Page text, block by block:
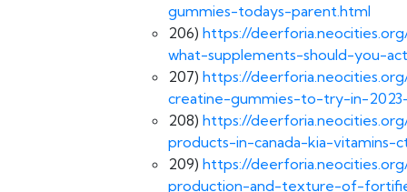
gummies-todays-parent.html
206) https://
what-supplements-should-you-
207) https://
creatine-gummies-to-try-in-
208) https://
products-in-canada-kia-vitamins-
209) https://
production-and-texture-of-